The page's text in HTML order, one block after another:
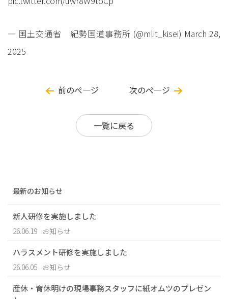
— 国土交通省 紀勢国道事務所 (@mlit_kisei) March 28,
2025
前のぺ―ジ 次のぺ―ジ
一覧に戻る
最新のお知らせ
新人研修を実施しました
26.06.19 お知らせ
ハラスメント研修を実施しました
26.06.05 お知らせ
産休・育休明けの現場事務スタッフに紙オムツのプレゼン